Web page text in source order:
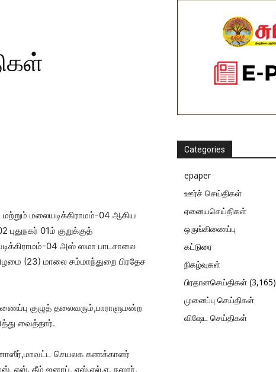
மலையடிக்கிராமம்-04 ஆகிய
01ம் குறுக்குத்
04 அஸ் ஸமா பாடசாலை
(23) மாலை சம்மாந்துறை பிரதேச
குழுத் தலைவரும்,பாராளுமன்ற
வைத்தார்.
செயலக கணக்காளர்
எஸ். தீம் ஜனாப், எஸ்.எல்.ஏ. நஸார்,
Categories
epaper
ஊர்ச் செய்திகள்
ஏனையசெய்திகள்
ஒருங்கிணைப்பு
கட்டுரை
நிகழ்வுகள்
பிரதானசெய்திகள் (3,165)
முனைப்பு செய்திகள்
விஷேட செய்திகள்